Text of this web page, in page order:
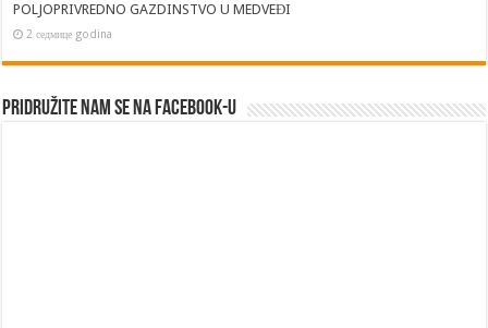
POLJOPRIVREDNO GAZDINSTVO U MEDVEĐI
2 седмице godina
Pridružite nam se na Facebook-u